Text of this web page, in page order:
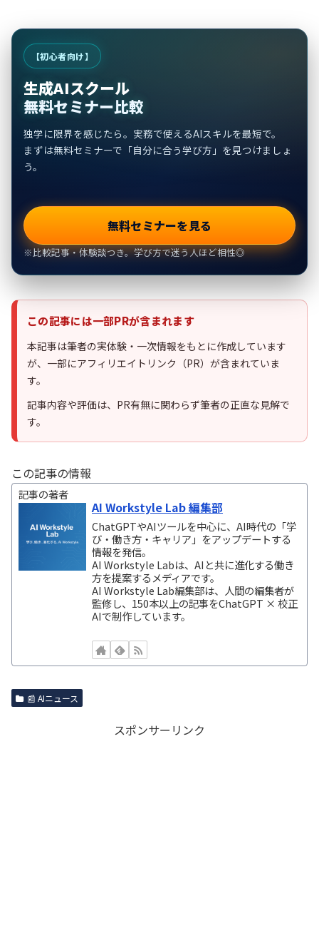
【初心者向け】
生成AIスクール
無料セミナー比較
独学に限界を感じたら。実務で使えるAIスキルを最短で。
まずは無料セミナーで「自分に合う学び方」を見つけましょ
う。
無料セミナーを見る
※比較記事・体験談つき。学び方で迷う人ほど相性◎
この記事には一部PRが含まれます
本記事は筆者の実体験・一次情報をもとに作成しています
が、一部にアフィリエイトリンク（PR）が含まれていま
す。
記事内容や評価は、PR有無に関わらず筆者の正直な見解で
す。
この記事の情報
記事の著者
AI Workstyle Lab 編集部
ChatGPTやAIツールを中心に、AI時代の「学
び・働き方・キャリア」をアップデートする
情報を発信。
AI Workstyle Labは、AIと共に進化する働き
方を提案するメディアです。
AI Workstyle Lab編集部は、人間の編集者が
監修し、150本以上の記事をChatGPT × 校正
AIで制作しています。
📰 AIニュース
スポンサーリンク